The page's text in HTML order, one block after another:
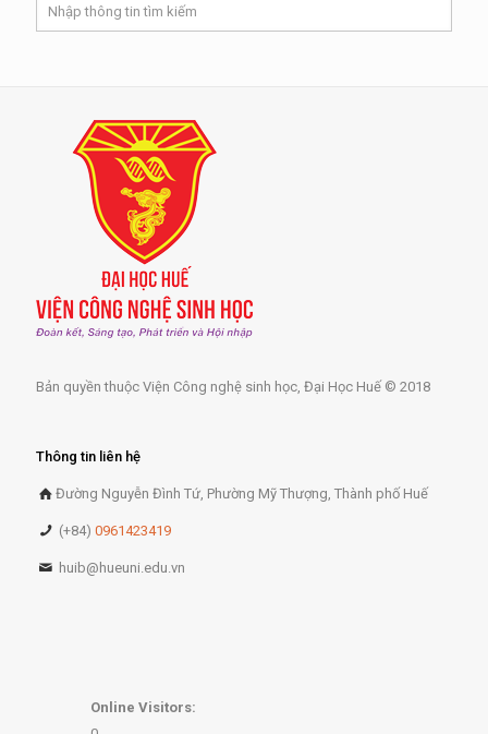
Bản quyền thuộc Viện Công nghệ sinh học, Đại Học Huế © 2018
Thông tin liên hệ
Đường Nguyễn Đình Tứ, Phường Mỹ Thượng, Thành phố Huế
(+84)0961423419
huib@hueuni.edu.vn
Online Visitors: